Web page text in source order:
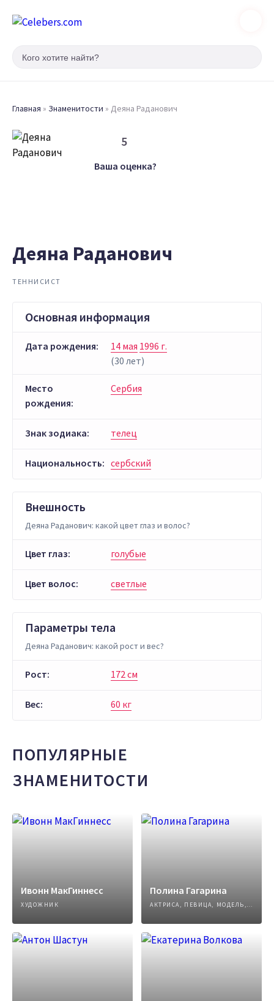
Главная » Знаменитости » Деяна Раданович
5
Ваша оценка?
Деяна Раданович
ТЕННИСИСТ
Основная информация
Дата рождения: 14 мая 1996 г.
(30 лет)
Место
рождения:
Сербия
Знак зодиака: телец
Национальность: сербский
Внешность
Деяна Раданович: какой цвет глаз и волос?
Цвет глаз: голубые
Цвет волос: светлые
Параметры тела
Деяна Раданович: какой рост и вес?
Рост: 172 см
Вес: 60 кг
ПОПУЛЯРНЫЕ
ЗНАМЕНИТОСТИ
Ивонн МакГиннесс
ХУДОЖНИК
Полина Гагарина
АКТРИСА, ПЕВИЦА, МОДЕЛЬ, АВТОР ПЕСЕН